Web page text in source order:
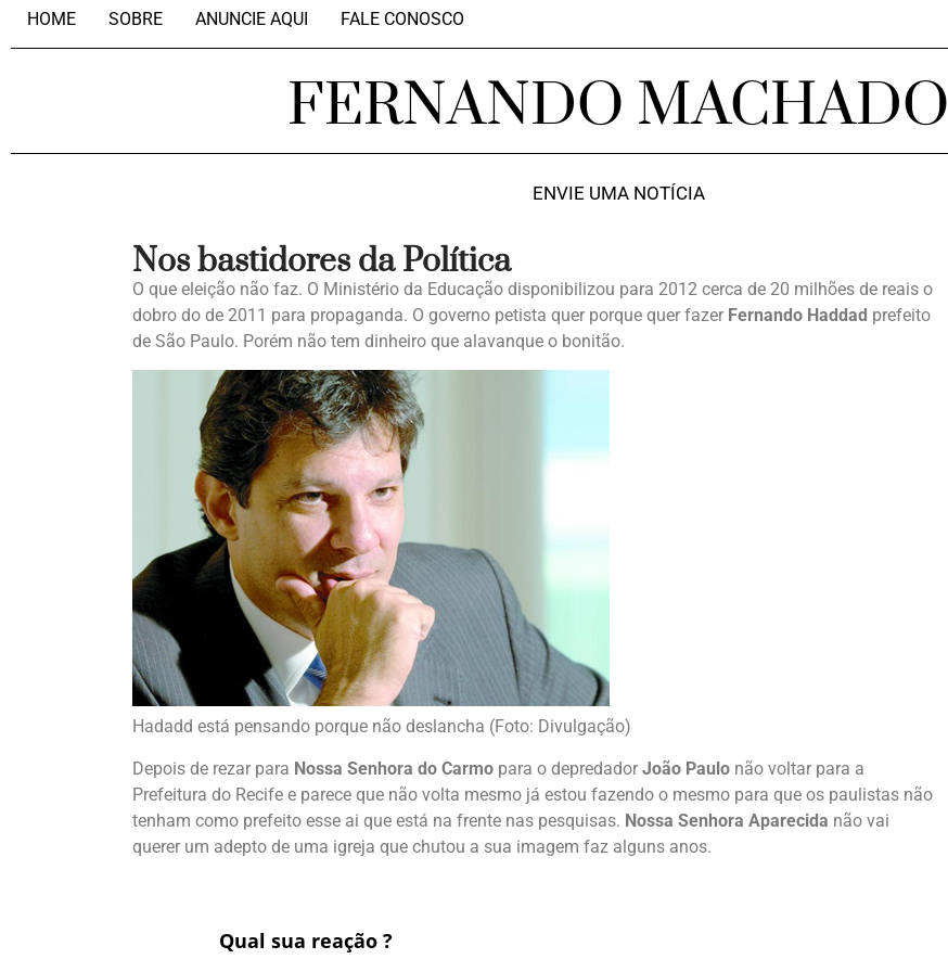
HOME SOBRE ANUNCIE AQUI FALE CONOSCO
FERNANDO MACHADO
ENVIE UMA NOTÍCIA
Nos bastidores da Política
O que eleição não faz. O Ministério da Educação disponibilizou para 2012 cerca de 20 milhões de reais o
dobro do de 2011 para propaganda. O governo petista quer porque quer fazer Fernando Haddad prefeito
de São Paulo. Porém não tem dinheiro que alavanque o bonitão.
Hadadd está pensando porque não deslancha (Foto: Divulgação)
Depois de rezar para Nossa Senhora do Carmo para o depredador João Paulo não voltar para a
Prefeitura do Recife e parece que não volta mesmo já estou fazendo o mesmo para que os paulistas não
tenham como prefeito esse ai que está na frente nas pesquisas. Nossa Senhora Aparecida não vai
querer um adepto de uma igreja que chutou a sua imagem faz alguns anos.
Qual sua reação ?